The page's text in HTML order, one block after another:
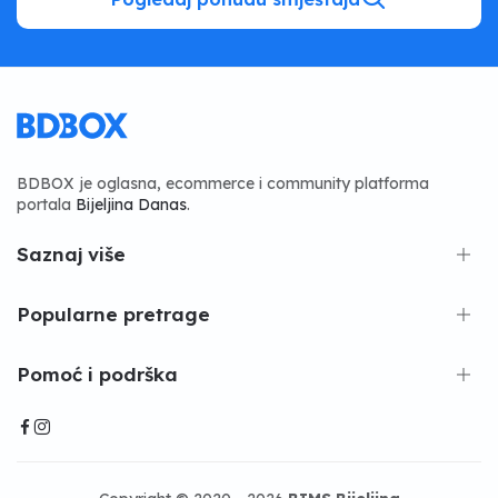
BDBOX je oglasna, ecommerce i community platforma
portala Bijeljina Danas.
Saznaj više
Popularne pretrage
Pomoć i podrška